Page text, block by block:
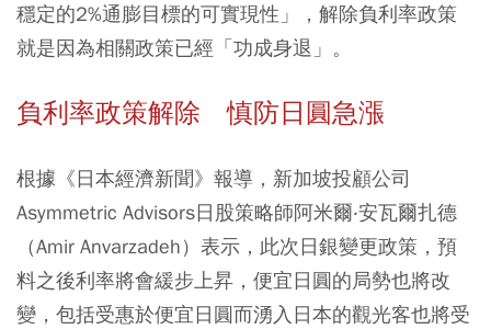
穩定的2%通膨目標的可實現性」，解除負利率政策
就是因為相關政策已經「功成身退」。
負利率政策解除 慎防日圓急漲
根據《日本經濟新聞》報導，新加坡投顧公司
Asymmetric Advisors日股策略師阿米爾‧安瓦爾扎德
（Amir Anvarzadeh）表示，此次日銀變更政策，預
料之後利率將會緩步上昇，便宜日圓的局勢也將改
變，包括受惠於便宜日圓而湧入日本的觀光客也將受